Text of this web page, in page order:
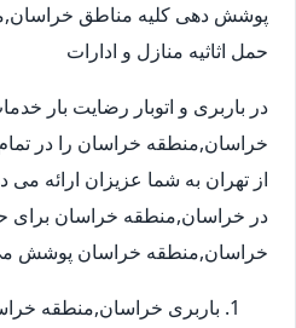
پوشش دهی کلیه مناطق
حمل اثاثیه منازل و ادارات
در باربری و اتوبار رضایت بار
خراسان,منطقه خراسان را در
از تهران به شما عزیزان ارائه
در خراسان,منطقه خراسان برای
خراسان,منطقه خراسان پوشش می
باربری خراسان,منطقه